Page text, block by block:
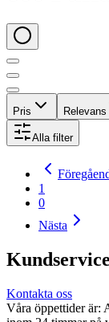
Pris Relevans
Alla filter
1
0
Nästa
Kundservice
Kontakta oss
Våra öppettider är: